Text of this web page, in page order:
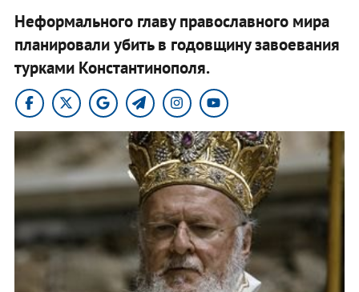
Неформального главу православного мира
планировали убить в годовщину завоевания
турками Константинополя.